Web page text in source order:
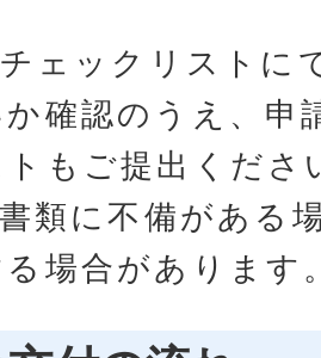
ェックリストに
確認のうえ、申
もご提出くださ
類に不備がある
場合があります